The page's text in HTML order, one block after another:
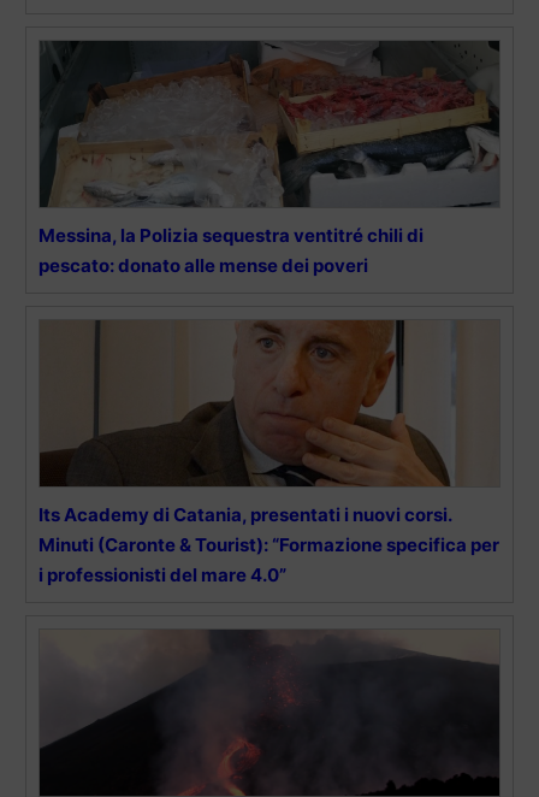
Messina, la Polizia sequestra ventitré chili di
pescato: donato alle mense dei poveri
Its Academy di Catania, presentati i nuovi corsi.
Minuti (Caronte & Tourist): “Formazione specifica per
i professionisti del mare 4.0”